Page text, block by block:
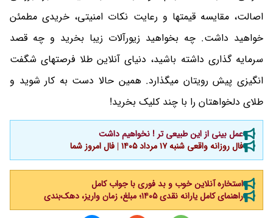
اصالت، مقایسه قیمتها و رعایت نکات امنیتی، خریدی مطمئن
خواهید داشت. چه بخواهید زیورآلات زیبا بخرید و چه قصد
سرمایه گذاری داشته باشید، دنیای آنلاین طلا فرصتهای شگفت
انگیزی پیش رویتان میگذارد. همین حالا دست به کار شوید و
طلای دلخواهتان را با چند کلیک بخرید!
عمل بینی از این طبیعی تر ! نخواهیم داشت
فال روزانه واقعی شنبه ۱۷ مرداد ۱۴۰۵ | فال امروز شما
استخاره آنلاین خوب و بد فوری با جواب کامل
راهنمای کامل یارانه نقدی ۱۴۰۵؛ مبلغ، زمان واریز، دهک‌بندی